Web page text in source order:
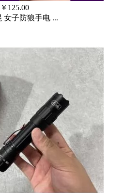
￥ 125.00
女子防狼手电 ...